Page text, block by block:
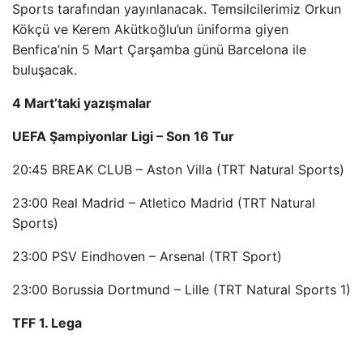
Sports tarafından yayınlanacak. Temsilcilerimiz Orkun
Kökçü ve Kerem Akütkoğlu’un üniforma giyen
Benfica’nin 5 Mart Çarşamba günü Barcelona ile
buluşacak.
4 Mart’taki yazışmalar
UEFA Şampiyonlar Ligi – Son 16 Tur
20:45 BREAK CLUB – Aston Villa (TRT Natural Sports)
23:00 Real Madrid – Atletico Madrid (TRT Natural
Sports)
23:00 PSV Eindhoven – Arsenal (TRT Sport)
23:00 Borussia Dortmund – Lille (TRT Natural Sports 1)
TFF 1. Lega